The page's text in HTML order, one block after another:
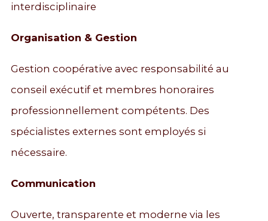
interdisciplinaire
Organisation & Gestion
Gestion coopérative avec responsabilité au
conseil exécutif et membres honoraires
professionnellement compétents. Des
spécialistes externes sont employés si
nécessaire.
Communication
Ouverte, transparente et moderne via les